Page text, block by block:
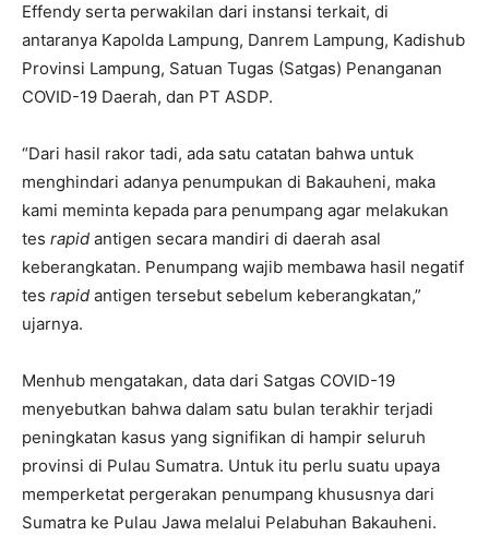
Effendy serta perwakilan dari instansi terkait, di
antaranya Kapolda Lampung, Danrem Lampung, Kadishub
Provinsi Lampung, Satuan Tugas (Satgas) Penanganan
COVID-19 Daerah, dan PT ASDP.
“Dari hasil rakor tadi, ada satu catatan bahwa untuk
menghindari adanya penumpukan di Bakauheni, maka
kami meminta kepada para penumpang agar melakukan
tes rapid antigen secara mandiri di daerah asal
keberangkatan. Penumpang wajib membawa hasil negatif
tes rapid antigen tersebut sebelum keberangkatan,”
ujarnya.
Menhub mengatakan, data dari Satgas COVID-19
menyebutkan bahwa dalam satu bulan terakhir terjadi
peningkatan kasus yang signifikan di hampir seluruh
provinsi di Pulau Sumatra. Untuk itu perlu suatu upaya
memperketat pergerakan penumpang khususnya dari
Sumatra ke Pulau Jawa melalui Pelabuhan Bakauheni.